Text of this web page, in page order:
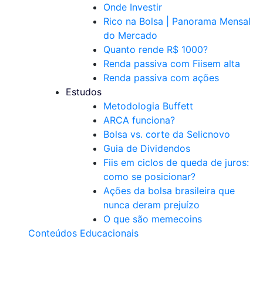
Onde Investir
Rico na Bolsa | Panorama Mensal
do Mercado
Quanto rende R$ 1000?
Renda passiva com Fiisem alta
Renda passiva com ações
Estudos
Metodologia Buffett
ARCA funciona?
Bolsa vs. corte da Selicnovo
Guia de Dividendos
Fiis em ciclos de queda de juros:
como se posicionar?
Ações da bolsa brasileira que
nunca deram prejuízo
O que são memecoins
Conteúdos Educacionais